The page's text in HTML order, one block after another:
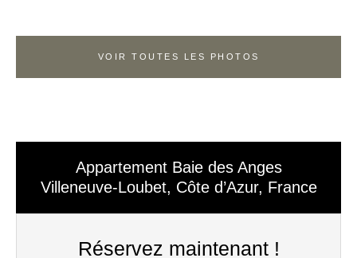
VOIR TOUTES LES PHOTOS
Appartement Baie des Anges
Villeneuve-Loubet, Côte d’Azur, France
Réservez maintenant !